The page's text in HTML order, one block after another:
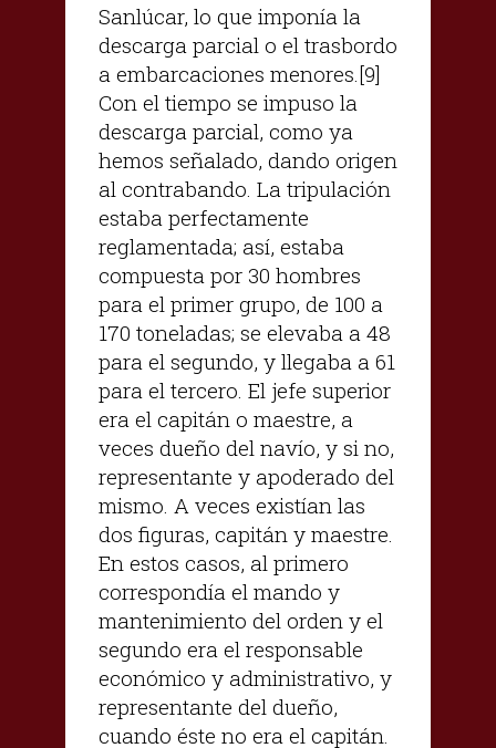
Sanlúcar, lo que imponía la
descarga parcial o el trasbordo
a embarcaciones menores.[9]
Con el tiempo se impuso la
descarga parcial, como ya
hemos señalado, dando origen
al contrabando. La tripulación
estaba perfectamente
reglamentada; así, estaba
compuesta por 30 hombres
para el primer grupo, de 100 a
170 toneladas; se elevaba a 48
para el segundo, y llegaba a 61
para el tercero. El jefe superior
era el capitán o maestre, a
veces dueño del navío, y si no,
representante y apoderado del
mismo. A veces existían las
dos figuras, capitán y maestre.
En estos casos, al primero
correspondía el mando y
mantenimiento del orden y el
segundo era el responsable
económico y administrativo, y
representante del dueño,
cuando éste no era el capitán.